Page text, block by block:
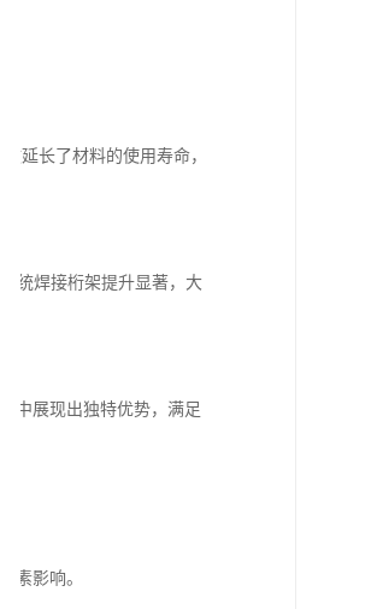
延长了材料的使用寿命，
统焊接桁架提升显著，大
中展现出独特优势，满足
素影响。